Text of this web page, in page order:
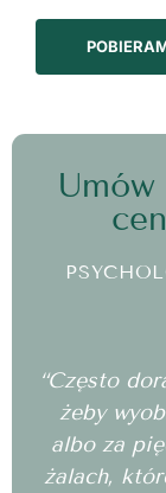
“Często
żeby
albo za
żalach,